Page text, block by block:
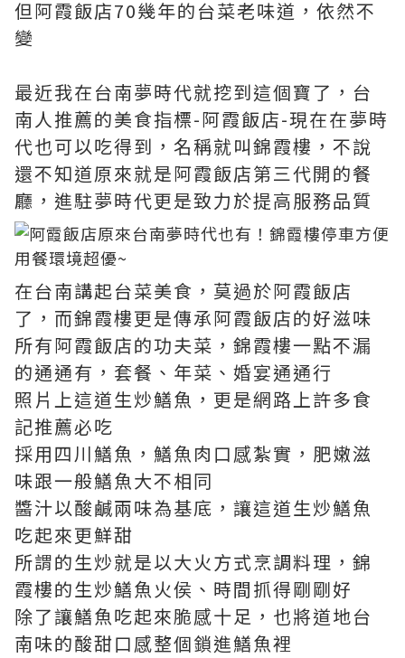
但阿霞飯店70幾年的台菜老味道，依然不
變
最近我在台南夢時代就挖到這個寶了，台
南人推薦的美食指標-阿霞飯店-現在在夢時
代也可以吃得到，名稱就叫錦霞樓，不說
還不知道原來就是阿霞飯店第三代開的餐
廳，進駐夢時代更是致力於提高服務品質
在台南講起台菜美食，莫過於阿霞飯店
了，而錦霞樓更是傳承阿霞飯店的好滋味
所有阿霞飯店的功夫菜，錦霞樓一點不漏
的通通有，套餐、年菜、婚宴通通行
照片上這道生炒鱔魚，更是網路上許多食
記推薦必吃
採用四川鱔魚，鱔魚肉口感紮實，肥嫩滋
味跟一般鱔魚大不相同
醬汁以酸鹹兩味為基底，讓這道生炒鱔魚
吃起來更鮮甜
所謂的生炒就是以大火方式烹調料理，錦
霞樓的生炒鱔魚火侯、時間抓得剛剛好
除了讓鱔魚吃起來脆感十足，也將道地台
南味的酸甜口感整個鎖進鱔魚裡